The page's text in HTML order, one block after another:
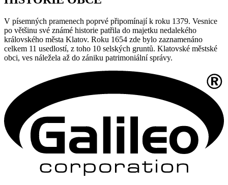
V písemných pramenech poprvé připomínají k roku 1379. Vesnice
po většinu své známé historie patřila do majetku nedalekého
královského města Klatov. Roku 1654 zde bylo zaznamenáno
celkem 11 usedlostí, z toho 10 selských gruntů. Klatovské městské
obci, ves náležela až do zániku patrimoniální správy.